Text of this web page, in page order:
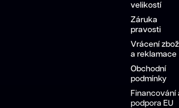
velikostí
Záruka
pravosti
Vrácení
a reklamace
Obchodní
podmínky
Financování
podpora EU